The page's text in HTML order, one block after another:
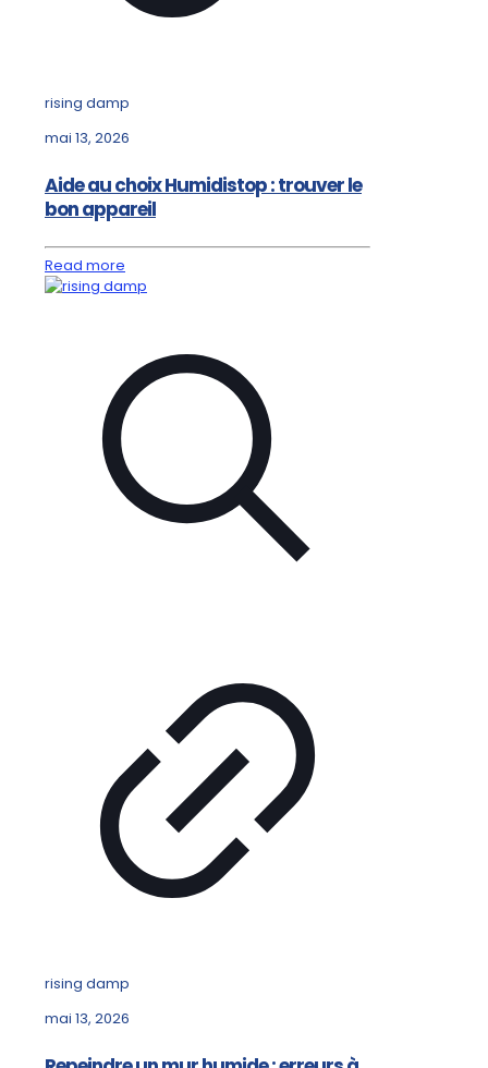
rising damp
mai 13, 2026
Aide au choix Humidistop : trouver le
bon appareil
Read more
rising damp
mai 13, 2026